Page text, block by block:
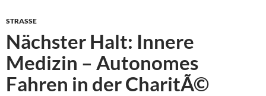
STRASSE
Nächster Halt: Innere
Medizin – Autonomes
Fahren in der CharitÃ©